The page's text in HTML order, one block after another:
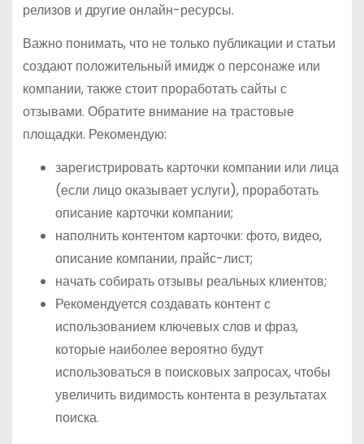
релизов и другие онлайн-ресурсы.
Важно понимать, что не только публикации и статьи
создают положительный имидж о персонаже или
компании, также стоит проработать сайты с
отзывами. Обратите внимание на трастовые
площадки. Рекомендую:
зарегистрировать карточки компании или лица
(если лицо оказывает услуги), проработать
описание карточки компании;
наполнить контентом карточки: фото, видео,
описание компании, прайс-лист;
начать собирать отзывы реальных клиентов;
Рекомендуется создавать контент с
использованием ключевых слов и фраз,
которые наиболее вероятно будут
использоваться в поисковых запросах, чтобы
увеличить видимость контента в результатах
поиска.